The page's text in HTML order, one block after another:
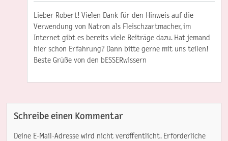
Lieber Robert! Vielen Dank für den Hinweis auf die
Verwendung von Natron als Fleischzartmacher, im
Internet gibt es bereits viele Beiträge dazu. Hat jemand
hier schon Erfahrung? Dann bitte gerne mit uns teilen!
Beste Grüße von den bESSERwissern
Schreibe einen Kommentar
Deine E-Mail-Adresse wird nicht veröffentlicht. Erforderliche